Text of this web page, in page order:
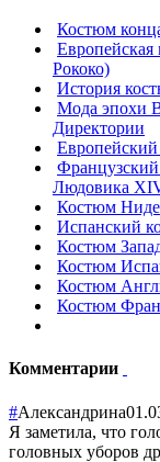
Костюм
Рококо)
История
Мода эпохи
Директории
Людовика
Костюм
Испанский
Костюм
Костюм
Костюм
Костюм
Комментарии
#Александрина
Я заметила, что
головных уборов